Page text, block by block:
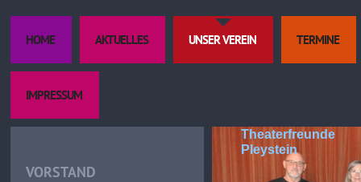
HOME AKTUELLES UNSER VEREIN TERMINE
IMPRESSUM
VORSTAND
Theaterfreunde
Pleystein